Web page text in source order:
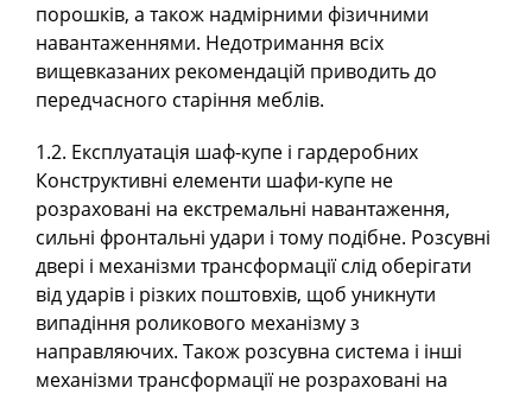
порошків, а також надмірними фізичними
навантаженнями. Недотримання всіх
вищевказаних рекомендацій приводить до
передчасного старіння меблів.
1.2. Експлуатація шаф-купе і гардеробних
Конструктивні елементи шафи-купе не
розраховані на екстремальні навантаження,
сильні фронтальні удари і тому подібне. Розсувні
двері і механізми трансформації слід оберігати
від ударів і різких поштовхів, щоб уникнути
випадіння роликового механізму з
направляючих. Також розсувна система і інші
механізми трансформації не розраховані на